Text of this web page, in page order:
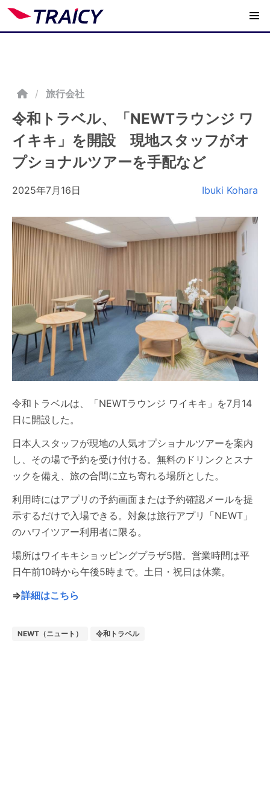
/ 旅行会社
令和トラベル、「NEWTラウンジ ワ
イキキ」を開設 現地スタッフがオ
プショナルツアーを手配など
2025年7月16日 Ibuki Kohara
令和トラベルは、「NEWTラウンジ ワイキキ」を7月14
日に開設した。
日本人スタッフが現地の人気オプショナルツアーを案内
し、その場で予約を受け付ける。無料のドリンクとスナ
ックを備え、旅の合間に立ち寄れる場所とした。
利用時にはアプリの予約画面または予約確認メールを提
示するだけで入場できる。対象は旅行アプリ「NEWT」
のハワイツアー利用者に限る。
場所はワイキキショッピングプラザ5階。営業時間は平
日午前10時から午後5時まで。土日・祝日は休業。
⇒詳細はこちら
NEWT（ニュート） 令和トラベル